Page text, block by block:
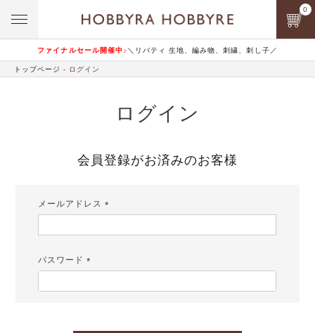
ファイナルセール開催中♪ ＼リバティ 生地、編み物、刺繍、刺し子／
0
トップページ ログイン
ログイン
会員登録がお済みのお客様
メールアドレス
パスワード